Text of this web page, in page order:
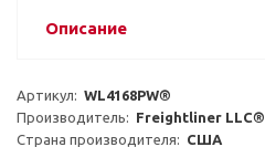
Описание
Артикул: WL4168PW®
Производитель: Freightliner LLC®
Страна производителя: США